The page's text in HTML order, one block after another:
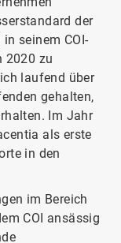
der
seinem COI-
2020 zu
laufend über
gehalten,
Im Jahr
als erste
in den
im Bereich
COI ansässig